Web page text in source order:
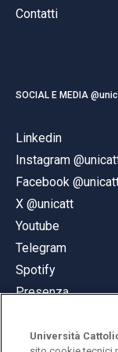
Contatti
SOCIAL E MEDIA
Linkedin
Instagram
Facebook
X @unicatt
Youtube
Telegram
Spotify
Presenza
Università